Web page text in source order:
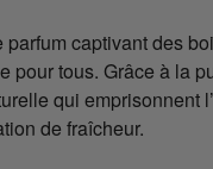
captivant des
pour tous. Grâce à la
qui emprisonnent
de fraîcheur.